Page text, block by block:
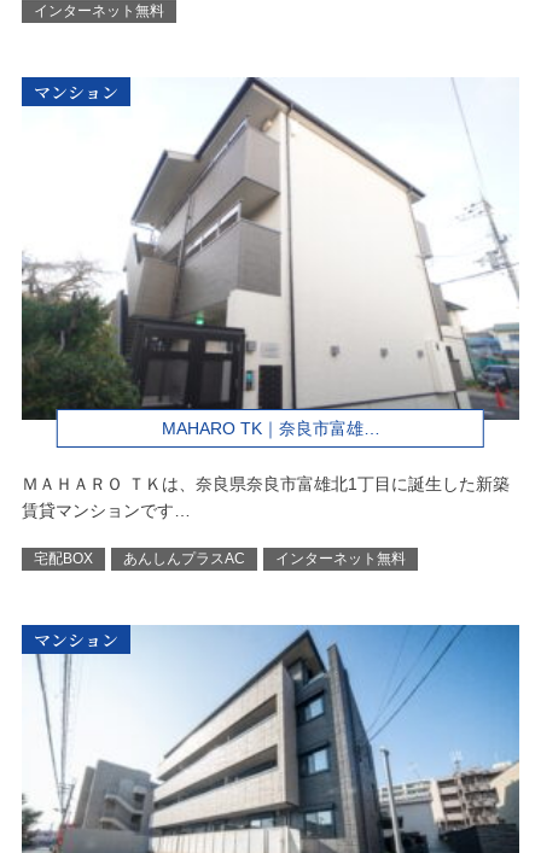
インターネット無料
マンション
MAHARO TK｜奈良市富雄…
ＭＡＨＡＲＯ ＴＫは、奈良県奈良市富雄北1丁目に誕生した新築
賃貸マンションです…
宅配BOX あんしんプラスAC インターネット無料
マンション